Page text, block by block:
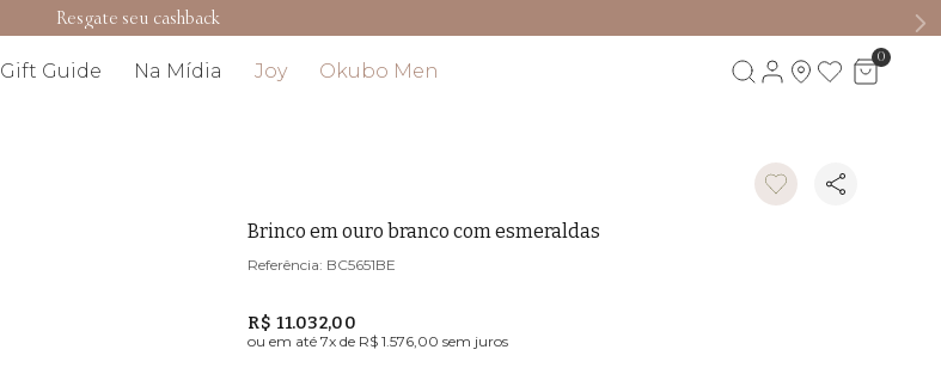
Resgate seu cashback
Gift Guide Na Mídia Joy Okubo Men
0
Brinco em ouro branco com esmeraldas
BC5651BE
R$ 11.032,00
ou em até7x de R$ 1.576,00 sem juros